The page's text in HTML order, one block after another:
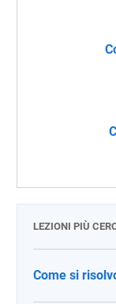
LEZIONI PIÙ
Come si